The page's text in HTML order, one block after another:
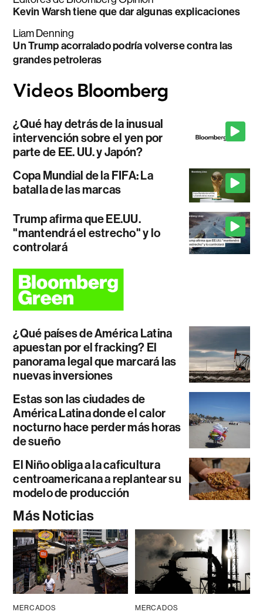
Kevin Warsh tiene que dar algunas explicaciones
Liam Denning
Un Trump acorralado podría volverse contra las
grandes petroleras
¿Qué hay detrás de la inusual
intervención sobre el yen por
parte de EE. UU. y Japón?
Copa Mundial de la FIFA: La
batalla de las marcas
Trump afirma que EE.UU.
"mantendrá el estrecho" y lo
controlará
¿Qué países de América Latina
apuestan por el fracking? El
panorama legal que marcará las
nuevas inversiones
Estas son las ciudades de
América Latina donde el calor
nocturno hace perder más horas
de sueño
El Niño obliga a la caficultura
centroamericana a replantear su
modelo de producción
Más Noticias
MERCADOS MERCADOS